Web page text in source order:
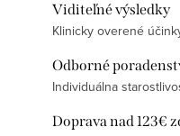
Viditeľné výsledky
Klinicky overené
Odborné
Individuálna
Doprava nad 123€